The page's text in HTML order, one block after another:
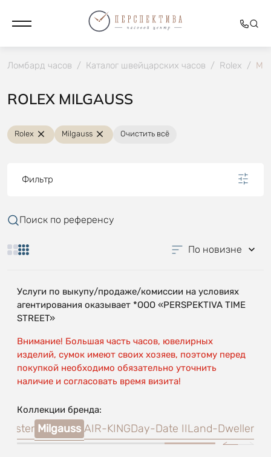
Ломбард часов / Каталог швейцарских часов / Rolex /
ROLEX MILGAUSS
Rolex Milgauss Очистить всё
Фильтр
Поиск по референсу
По новизне
Услуги по выкупу/продаже/комиссии на условиях
агентирования оказывает *OOO «PERSPEKTIVA TIME
STREET»
Внимание! Большая часть часов, ювелирных
изделий, сумок имеют своих хозяев, поэтому перед
покупкой необходимо обязательно уточнить
наличие и согласовать время визита!
Коллекции бренда:
Milgauss AIR-KINGDay-Date IILand-Dweller